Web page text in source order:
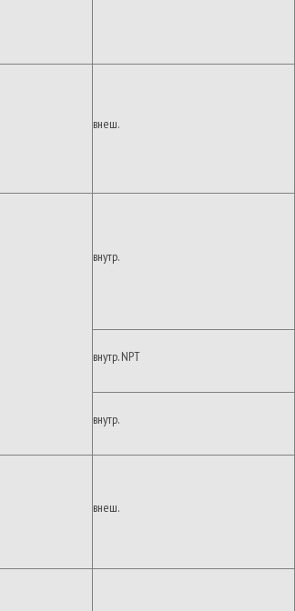
внеш.
внутр.
внутр. NPT
внутр.
внеш.